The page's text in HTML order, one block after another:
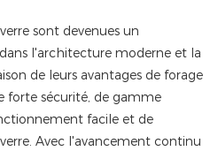
sont devenues un
l'architecture moderne et la
de leurs avantages de forage
forte sécurité, de gamme
facile et de
Avec l'avancement continu